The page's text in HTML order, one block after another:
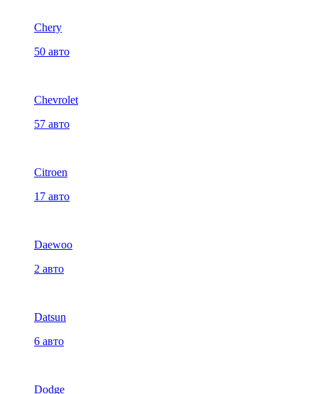
Chery
50 авто
Chevrolet
57 авто
Citroen
17 авто
Daewoo
2 авто
Datsun
6 авто
Dodge